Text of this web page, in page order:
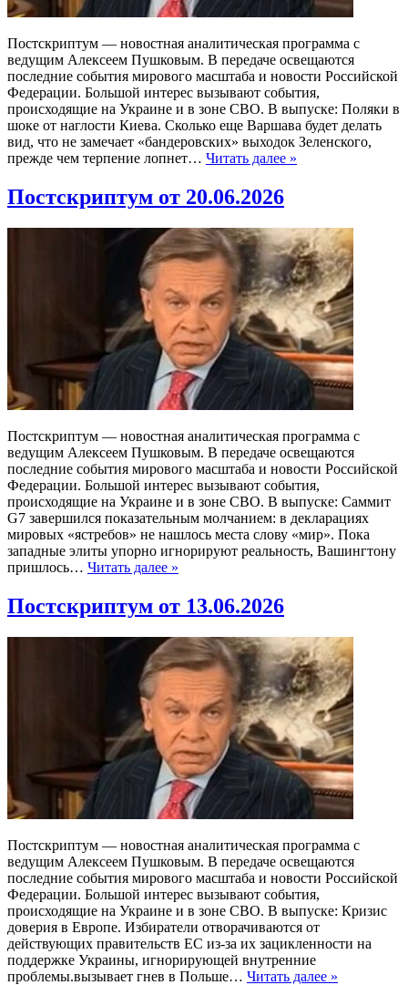
Постскриптум — новостная аналитическая программа с
ведущим Алексеем Пушковым. В передаче освещаются
последние события мирового масштаба и новости Российской
Федерации. Большой интерес вызывают события,
происходящие на Украине и в зоне СВО. В выпуске: Поляки в
шоке от наглости Киева. Сколько еще Варшава будет делать
вид, что не замечает «бандеровских» выходок Зеленского,
прежде чем терпение лопнет… Читать далее »
Постскриптум от 20.06.2026
Постскриптум — новостная аналитическая программа с
ведущим Алексеем Пушковым. В передаче освещаются
последние события мирового масштаба и новости Российской
Федерации. Большой интерес вызывают события,
происходящие на Украине и в зоне СВО. В выпуске: Саммит
G7 завершился показательным молчанием: в декларациях
мировых «ястребов» не нашлось места слову «мир». Пока
западные элиты упорно игнорируют реальность, Вашингтону
пришлось… Читать далее »
Постскриптум от 13.06.2026
Постскриптум — новостная аналитическая программа с
ведущим Алексеем Пушковым. В передаче освещаются
последние события мирового масштаба и новости Российской
Федерации. Большой интерес вызывают события,
происходящие на Украине и в зоне СВО. В выпуске: Кризис
доверия в Европе. Избиратели отворачиваются от
действующих правительств ЕС из-за их зацикленности на
поддержке Украины, игнорирующей внутренние
проблемы.вызывает гнев в Польше… Читать далее »